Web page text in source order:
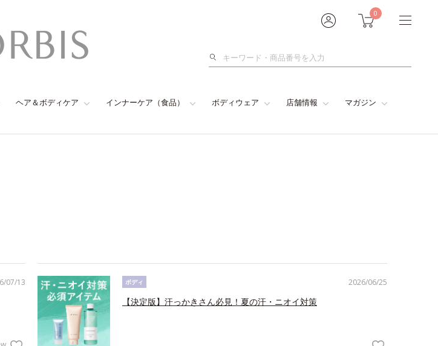
0
検
ヘア＆ボディケア インナーケア（食品） ボディウェア 店舗情報 マガジン
07/13 2026/06/25
ボディ
【決定版】汗っかきさん必見！夏の汗・ニオイ対策